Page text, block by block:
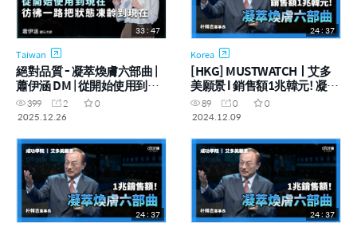
33 : 47
Taiwan
絕對品質 - 凝萃煥膚六部曲 |
蕭伊涵 DM | 從開始使用到現
在 彷彿一路把狀態凍齡到現
在 | 2025年12月26號 成功學
399 2
0
2025.12.26
24 : 37
Korea
[HKG] MUSTWATCHㅣ艾多
美願景 l 銷售額1兆韓元! 凝萃
煥膚六部曲
89 0
0
2024.12.09
24 : 37 24 : 37